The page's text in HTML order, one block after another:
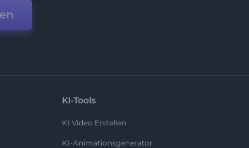
KI-Tools
KI Video Erstellen
KI-Animationsgenerator